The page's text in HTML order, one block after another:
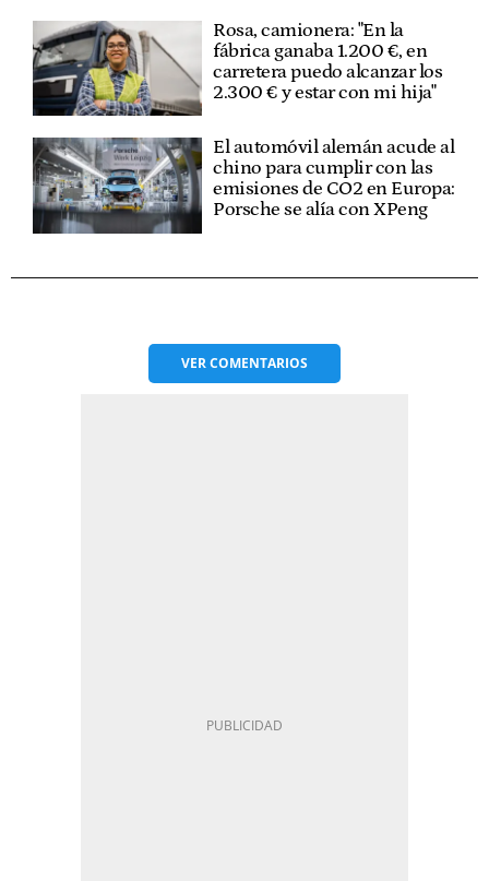
Rosa, camionera: "En la
fábrica ganaba 1.200 €, en
carretera puedo alcanzar los
2.300 € y estar con mi hija"
El automóvil alemán acude al
chino para cumplir con las
emisiones de CO2 en Europa:
Porsche se alía con XPeng
VERCOMENTARIOS